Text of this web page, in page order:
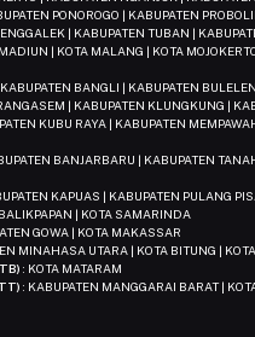
PONOROGO | KABUPATEN
| KABUPATEN TUBAN |
| KOTA MALANG | KOTA
BANGLI | KABUPATEN
| KABUPATEN KLUNGKUNG |
KUBU RAYA | KABUPATEN
BANJARBARU | KABUPATEN
KAPUAS | KABUPATEN PULANG
| KOTA SAMARINDA
GOWA | KOTA MAKASSAR
MINAHASA UTARA | KOTA BITUNG |
: KOTA MATARAM
: KABUPATEN MANGGARAI BARAT |